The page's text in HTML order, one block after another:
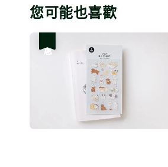
您可能也喜歡